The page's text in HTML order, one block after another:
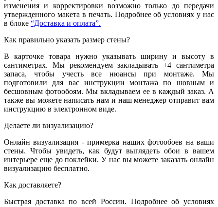
изменения и корректировки возможно только до передачи
утвержденного макета в печать. Подробнее об условиях у нас
в блоке “Доставка и оплата”.
Как правильно указать размер стены?
В карточке товара нужно указывать ширину и высоту в
сантиметрах. Мы рекомендуем закладывать +4 сантиметра
запаса, чтобы учесть все нюансы при монтаже. Мы
подготовили для вас инструкции монтажа по шовным и
бесшовным фотообоям. Мы вкладываем ее в каждый заказ. А
также вы можете написать нам и наш менеджер отправит вам
инструкцию в электронном виде.
Делаете ли визуализацию?
Онлайн визуализация - примерка наших фотообоев на ваши
стены. Чтобы увидеть, как будут выглядеть обои в вашем
интерьере еще до поклейки. У нас вы можете заказать онлайн
визуализацию бесплатно.
Как доставляете?
Быстрая доставка по всей России. Подробнее об условиях